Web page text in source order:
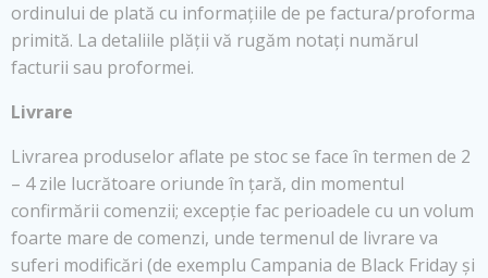
ordinului de plată cu informațiile de pe factura/proforma
primită. La detaliile plății vă rugăm notați numărul
facturii sau proformei.
Livrare
Livrarea produselor aflate pe stoc se face în termen de 2
– 4 zile lucrătoare oriunde în țară, din momentul
confirmării comenzii; excepție fac perioadele cu un volum
foarte mare de comenzi, unde termenul de livrare va
suferi modificări (de exemplu Campania de Black Friday și